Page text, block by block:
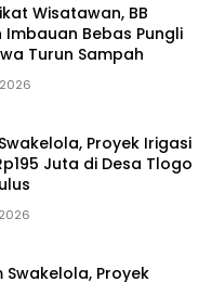
Wisatawan, BB
Imbauan Bebas Pungli
Turun Sampah
Proyek Irigasi
Juta di Desa Tlogo
Swakelola, Proyek